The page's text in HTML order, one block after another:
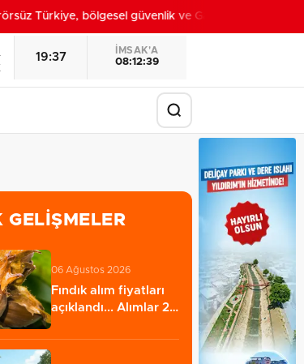
Türkiye, bölgesel güvenlik ve Gazze mesajı
19:37
İMSAK'A
08:12:37
GELIŞMELER
06 Ağustos 2026
Fındık alım fiyatları
açıklandı... Alımlar 24